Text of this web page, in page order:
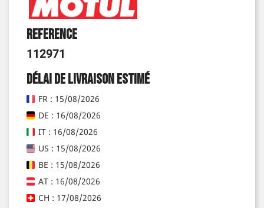
Reference
112971
Délai de livraison estimé
FR : 15/08/2026
DE : 16/08/2026
IT : 16/08/2026
US : 15/08/2026
BE : 15/08/2026
AT : 16/08/2026
CH : 17/08/2026